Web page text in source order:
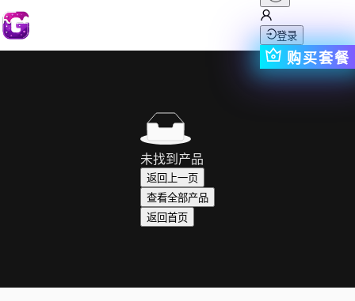
登录
购买套餐
未找到产品
返回上一页
查看全部产品
返回首页